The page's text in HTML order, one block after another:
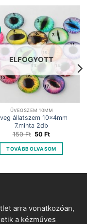
ELFOGYOTT
ÜVEGSZEM 10MM
állatszem 10x4mm
7.minta 2db
150Ft Original
price
was:
150 Ft.
50FtCurrent
is:
50 Ft.
TOVÁBB OLVASOM
arra vonatkozóan,
a kézműves